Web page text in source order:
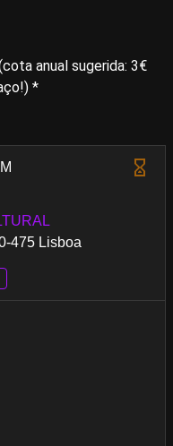
anual sugerida: 3€
*
475 Lisboa